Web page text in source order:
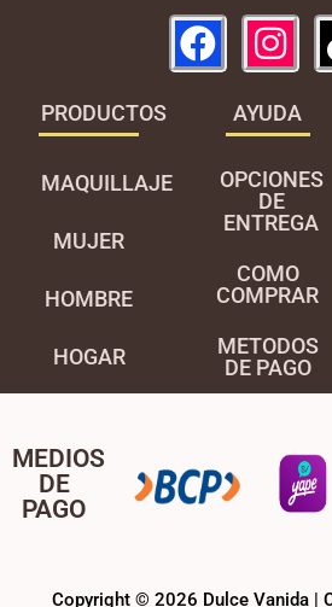
PRODUCTOS
MAQUILLAJE
MUJER
HOMBRE
HOGAR
AYUDA
OPCIONES
DE
ENTREGA
COMO
COMPRAR
METODOS
DE PAGO
MEDIOS
DE
PAGO
Copyright © 2026 Dulce Vanida |